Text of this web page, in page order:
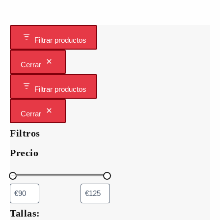
Filtrar productos
Cerrar
Filtrar productos
Cerrar
Filtros
Precio
Tallas:
pueden
elegir
en
página
de
producto